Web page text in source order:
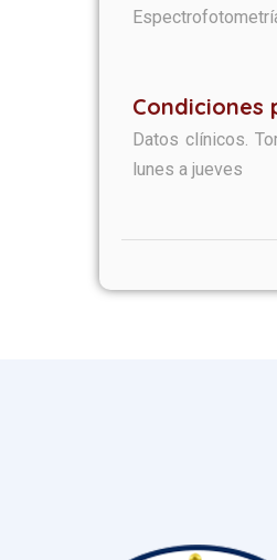
Condiciones
Datos clínicos.
lunes a jueves